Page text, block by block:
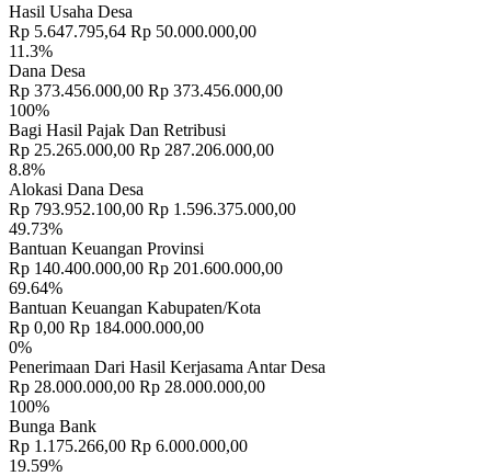
Hasil Usaha Desa
Rp 5.647.795,64 Rp 50.000.000,00
11.3%
Dana Desa
Rp 373.456.000,00 Rp 373.456.000,00
100%
Bagi Hasil Pajak Dan Retribusi
Rp 25.265.000,00 Rp 287.206.000,00
8.8%
Alokasi Dana Desa
Rp 793.952.100,00 Rp 1.596.375.000,00
49.73%
Bantuan Keuangan Provinsi
Rp 140.400.000,00 Rp 201.600.000,00
69.64%
Bantuan Keuangan Kabupaten/Kota
Rp 0,00 Rp 184.000.000,00
0%
Penerimaan Dari Hasil Kerjasama Antar Desa
Rp 28.000.000,00 Rp 28.000.000,00
100%
Bunga Bank
Rp 1.175.266,00 Rp 6.000.000,00
19.59%